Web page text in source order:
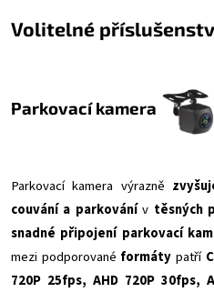
Volitelné
Parkovací kamera
Parkovací kamera výrazně
couvání a parkovánív těsných
snadné připojení parkovací
mezi podporované formátypatří
720P 25fps, AHD 720P 30fps,